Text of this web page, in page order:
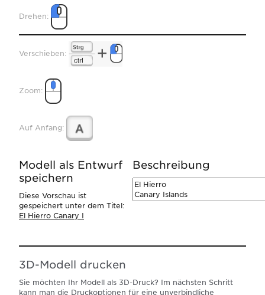
Drehen:
Verschieben:
Zoom:
Auf Anfang:
Modell als Entwurf
speichern
Diese Vorschau ist
gespeichert unter dem Titel:
El Hierro Canary I
Beschreibung
3D-Modell drucken
Sie möchten Ihr Modell als 3D-Druck? Im nächsten Schritt
kann man die Druckoptionen für eine unverbindliche